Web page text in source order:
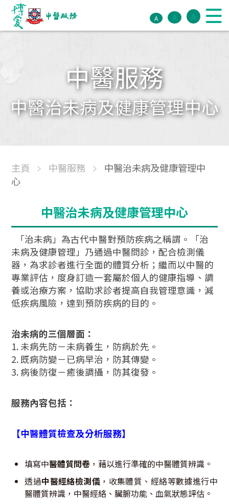
A A A
中醫服務
中醫治未病及健康管理中心
主頁 中醫服務
中醫治未病及健康管理中
心
中醫治未病及健康管理中心
「治未病」為古代中醫對預防疾病之稱謂。「治
未病及健康管理」乃通過中醫問診，配合檢測儀
器，為求診者進行全面的體質分析；繼而以中醫的
專業評估，度身訂造一套屬於個人的健康指導、調
養或治療方案，協助求診者提高自我管理意識，減
低疾病風險，達到預防疾病的目的。
治未病的三個層面：
1. 未病先防－未病養生，防病於先。
2. 既病防變－已病早治，防其傳變。
3. 病後防復－癒後調攝，防其復發。
服務內容包括：
【中醫體質檢查及分析服務】
填寫中醫體質問卷 ，藉以進行準確的中醫體質辨識。
透過中醫經絡檢測儀 ，收集體質、經絡等數據進行中
醫體質辨識，中醫經絡、臟腑功能、血氣狀態評估。